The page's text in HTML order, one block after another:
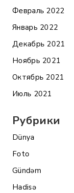
Февраль 2022
Январь 2022
Декабрь 2021
Ноябрь 2021
Октябрь 2021
Июль 2021
Рубрики
Dünya
Foto
Gündəm
Hadisə